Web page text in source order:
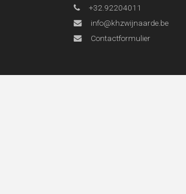
+32.92204011
info@khzwijnaarde.be
Contactformulier